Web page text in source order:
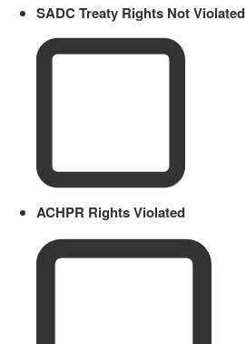
SADC Treaty Rights Not Violated
ACHPR Rights Violated